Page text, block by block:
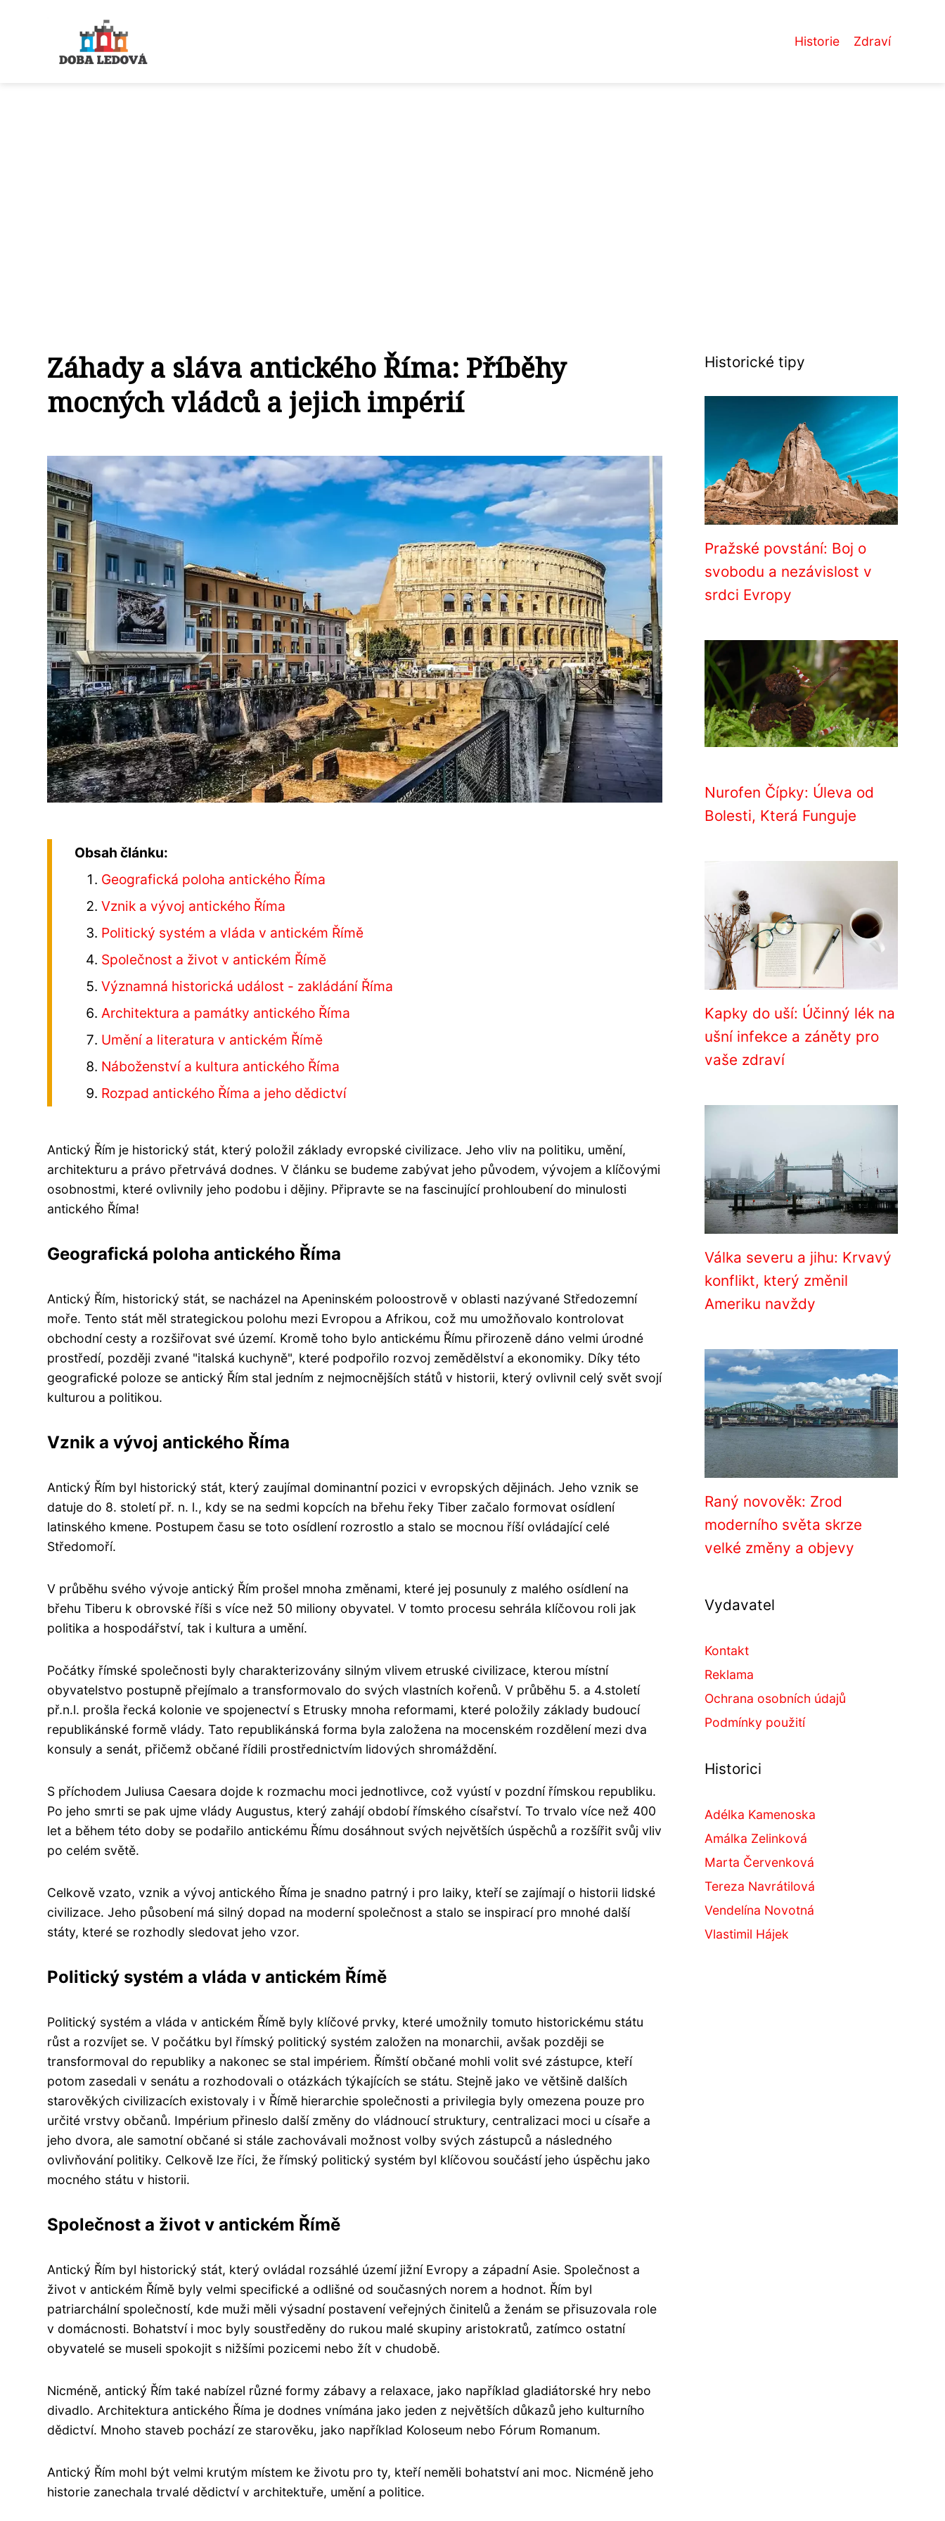
Historie Zdraví
Záhady a sláva antického Říma: Příběhy
mocných vládců a jejich impérií
Obsah článku:
Geografická poloha antického Říma
Vznik a vývoj antického Říma
Politický systém a vláda v antickém Římě
Společnost a život v antickém Římě
Významná historická událost - zakládání Říma
Architektura a památky antického Říma
Umění a literatura v antickém Římě
Náboženství a kultura antického Říma
Rozpad antického Říma a jeho dědictví
Antický Řím je historický stát, který položil základy evropské civilizace. Jeho vliv na politiku, umění,
architekturu a právo přetrvává dodnes. V článku se budeme zabývat jeho původem, vývojem a klíčovými
osobnostmi, které ovlivnily jeho podobu i dějiny. Připravte se na fascinující prohloubení do minulosti
antického Říma!
Geografická poloha antického Říma
Antický Řím, historický stát, se nacházel na Apeninském poloostrově v oblasti nazývané Středozemní
moře. Tento stát měl strategickou polohu mezi Evropou a Afrikou, což mu umožňovalo kontrolovat
obchodní cesty a rozšiřovat své území. Kromě toho bylo antickému Římu přirozeně dáno velmi úrodné
prostředí, později zvané "italská kuchyně", které podpořilo rozvoj zemědělství a ekonomiky. Díky této
geografické poloze se antický Řím stal jedním z nejmocnějších států v historii, který ovlivnil celý svět svojí
kulturou a politikou.
Vznik a vývoj antického Říma
Antický Řím byl historický stát, který zaujímal dominantní pozici v evropských dějinách. Jeho vznik se
datuje do 8. století př. n. l., kdy se na sedmi kopcích na břehu řeky Tiber začalo formovat osídlení
latinského kmene. Postupem času se toto osídlení rozrostlo a stalo se mocnou říší ovládající celé
Středomoří.
V průběhu svého vývoje antický Řím prošel mnoha změnami, které jej posunuly z malého osídlení na
břehu Tiberu k obrovské říši s více než 50 miliony obyvatel. V tomto procesu sehrála klíčovou roli jak
politika a hospodářství, tak i kultura a umění.
Počátky římské společnosti byly charakterizovány silným vlivem etruské civilizace, kterou místní
obyvatelstvo postupně přejímalo a transformovalo do svých vlastních kořenů. V průběhu 5. a 4.století
př.n.l. prošla řecká kolonie ve spojenectví s Etrusky mnoha reformami, které položily základy budoucí
republikánské formě vlády. Tato republikánská forma byla založena na mocenském rozdělení mezi dva
konsuly a senát, přičemž občané řídili prostřednictvím lidových shromáždění.
S příchodem Juliusa Caesara dojde k rozmachu moci jednotlivce, což vyústí v pozdní římskou republiku.
Po jeho smrti se pak ujme vlády Augustus, který zahájí období římského císařství. To trvalo více než 400
let a během této doby se podařilo antickému Římu dosáhnout svých největších úspěchů a rozšířit svůj vliv
po celém světě.
Celkově vzato, vznik a vývoj antického Říma je snadno patrný i pro laiky, kteří se zajímají o historii lidské
civilizace. Jeho působení má silný dopad na moderní společnost a stalo se inspirací pro mnohé další
státy, které se rozhodly sledovat jeho vzor.
Politický systém a vláda v antickém Římě
Politický systém a vláda v antickém Římě byly klíčové prvky, které umožnily tomuto historickému státu
růst a rozvíjet se. V počátku byl římský politický systém založen na monarchii, avšak později se
transformoval do republiky a nakonec se stal impériem. Římští občané mohli volit své zástupce, kteří
potom zasedali v senátu a rozhodovali o otázkách týkajících se státu. Stejně jako ve většině dalších
starověkých civilizacích existovaly i v Římě hierarchie společnosti a privilegia byly omezena pouze pro
určité vrstvy občanů. Impérium přineslo další změny do vládnoucí struktury, centralizaci moci u císaře a
jeho dvora, ale samotní občané si stále zachovávali možnost volby svých zástupců a následného
ovlivňování politiky. Celkově lze říci, že římský politický systém byl klíčovou součástí jeho úspěchu jako
mocného státu v historii.
Společnost a život v antickém Římě
Antický Řím byl historický stát, který ovládal rozsáhlé území jižní Evropy a západní Asie. Společnost a
život v antickém Římě byly velmi specifické a odlišné od současných norem a hodnot. Řím byl
patriarchální společností, kde muži měli výsadní postavení veřejných činitelů a ženám se přisuzovala role
v domácnosti. Bohatství i moc byly soustředěny do rukou malé skupiny aristokratů, zatímco ostatní
obyvatelé se museli spokojit s nižšími pozicemi nebo žít v chudobě.
Nicméně, antický Řím také nabízel různé formy zábavy a relaxace, jako například gladiátorské hry nebo
divadlo. Architektura antického Říma je dodnes vnímána jako jeden z největších důkazů jeho kulturního
dědictví. Mnoho staveb pochází ze starověku, jako například Koloseum nebo Fórum Romanum.
Antický Řím mohl být velmi krutým místem ke životu pro ty, kteří neměli bohatství ani moc. Nicméně jeho
historie zanechala trvalé dědictví v architektuře, umění a politice.
Historické tipy
Pražské povstání: Boj o
svobodu a nezávislost v
srdci Evropy
Nurofen Čípky: Úleva od
Bolesti, Která Funguje
Kapky do uší: Účinný lék na
ušní infekce a záněty pro
vaše zdraví
Válka severu a jihu: Krvavý
konflikt, který změnil
Ameriku navždy
Raný novověk: Zrod
moderního světa skrze
velké změny a objevy
Vydavatel
Kontakt
Reklama
Ochrana osobních údajů
Podmínky použití
Historici
Adélka Kamenoska
Amálka Zelinková
Marta Červenková
Tereza Navrátilová
Vendelína Novotná
Vlastimil Hájek